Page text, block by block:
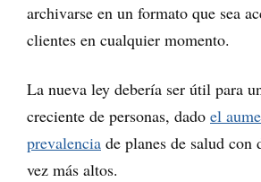
archivarse en un formato que sea
clientes en cualquier momento.
La nueva ley debería ser útil para
creciente de personas, dado el
prevalencia de planes de salud con
vez más altos.